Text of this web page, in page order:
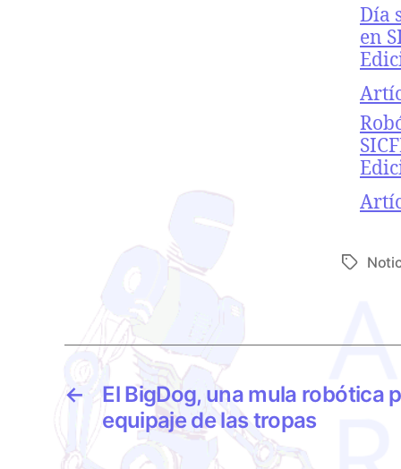
Día
en
E
u
t
←
El BigDog, una mula robótica
equipaje de las tropas